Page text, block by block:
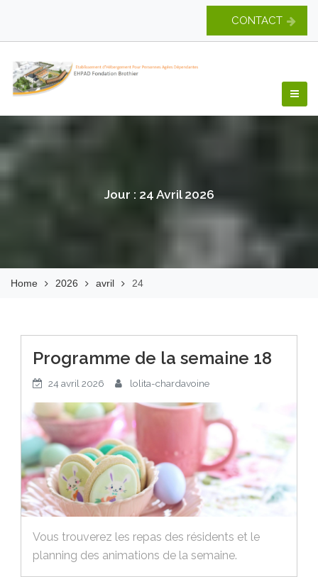
content
CONTACT
Jour : 24 Avril 2026
Home 2026 avril 24
Programme de la semaine 18
24 avril 2026 lolita-chardavoine
Vous trouverez les repas des résidents et le
planning des animations de la semaine.